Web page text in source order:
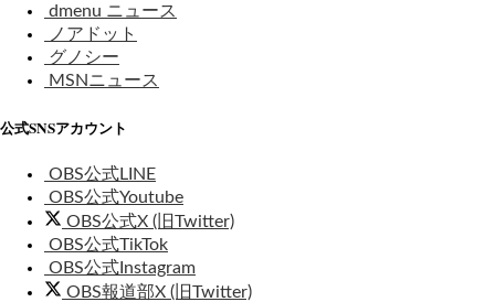
dmenu ニュース
ノアドット
グノシー
MSNニュース
公式SNSアカウント
OBS公式LINE
OBS公式Youtube
OBS公式X (旧Twitter)
OBS公式TikTok
OBS公式Instagram
OBS報道部X (旧Twitter)